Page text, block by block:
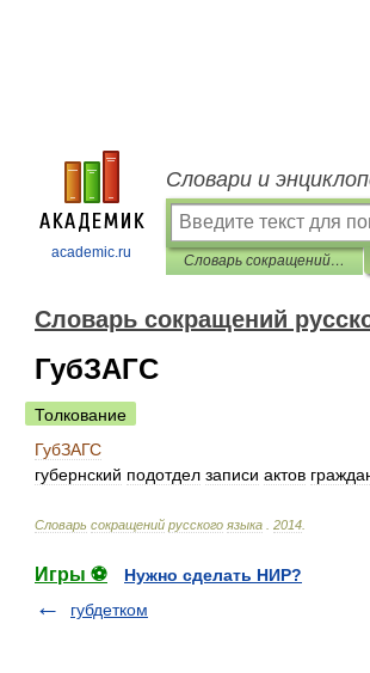
academic.ru
Словари и
Словарь сокращений русского языка
Словарь сокращений
ГубЗАГС
Толкование
ГубЗАГС
губернский подотдел записи актов
Словарь сокращений русского языка 2014
Игры ⚽
Нужно сделать НИР?
губдетком